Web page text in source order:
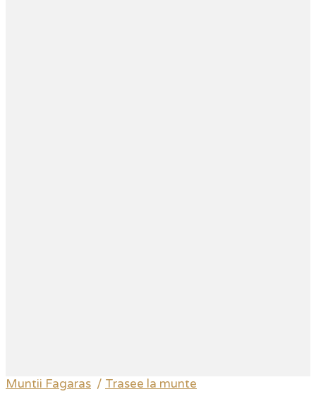
Muntii Fagaras / Trasee la munte